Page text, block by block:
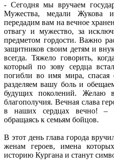
- Сегодня мы вручаем
Мужества, медали Жукова
передадим вам на вечное
отвагу и мужество, за
предметом гордости. Важно
защитников своим детям и
всегда. Тяжело говорить,
который по зову сердца
погибли во имя мира,
разделяем вашу боль и
будущих поколений. Желаю
благополучия. Вечная слава
в наших сердцах вечно! –
обращаясь к семьям бойцов.
В этот день глава города
женам героев, имена
историю Кургана и станут